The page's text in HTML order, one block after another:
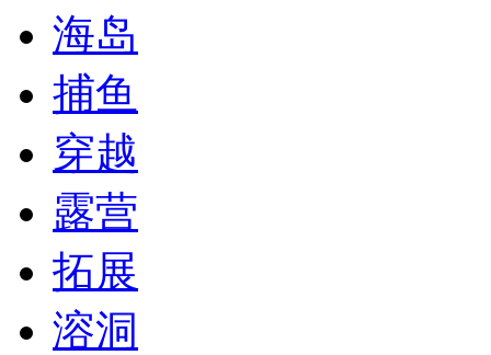
海岛
捕鱼
穿越
露营
拓展
溶洞